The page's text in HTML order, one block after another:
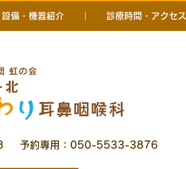
設備・機器紹介 診療時間・アクセス
予約専用：050-5533-3876